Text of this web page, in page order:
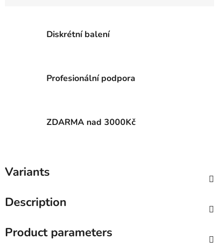
Diskrétní balení
Profesionální podpora
ZDARMA nad 3000Kč
Variants
Description
Product parameters